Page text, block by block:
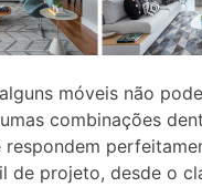
móveis não
combinações
respondem
de projeto, desde o